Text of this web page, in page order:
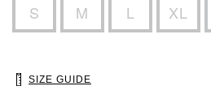
S M L XL
SIZE GUIDE